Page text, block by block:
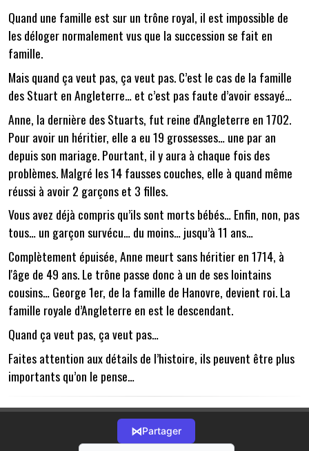
Quand une famille est sur un trône royal, il est impossible de
les déloger normalement vus que la succession se fait en
famille.
Mais quand ça veut pas, ça veut pas. C’est le cas de la famille
des Stuart en Angleterre… et c’est pas faute d’avoir essayé…
Anne, la dernière des Stuarts, fut reine d'Angleterre en 1702.
Pour avoir un héritier, elle a eu 19 grossesses… une par an
depuis son mariage. Pourtant, il y aura à chaque fois des
problèmes. Malgré les 14 fausses couches, elle à quand même
réussi à avoir 2 garçons et 3 filles.
Vous avez déjà compris qu’ils sont morts bébés… Enfin, non, pas
tous… un garçon survécu… du moins… jusqu’à 11 ans…
Complètement épuisée, Anne meurt sans héritier en 1714, à
l'âge de 49 ans. Le trône passe donc à un de ses lointains
cousins… George 1er, de la famille de Hanovre, devient roi. La
famille royale d’Angleterre en est le descendant.
Quand ça veut pas, ça veut pas…
Faites attention aux détails de l’histoire, ils peuvent être plus
importants qu’on le pense…
⋈Partager